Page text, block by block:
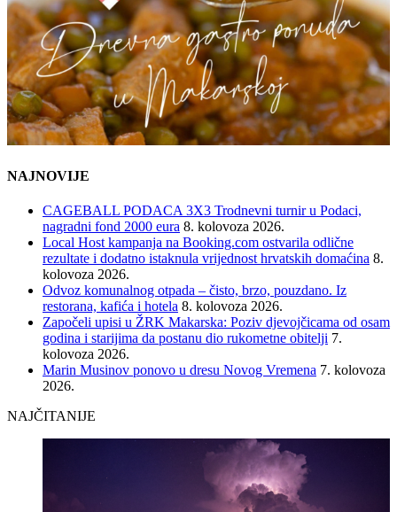
NAJNOVIJE
CAGEBALL PODACA 3X3 Trodnevni turnir u Podaci,
nagradni fond 2000 eura 8. kolovoza 2026.
Local Host kampanja na Booking.com ostvarila odlične
rezultate i dodatno istaknula vrijednost hrvatskih domaćina 8.
kolovoza 2026.
Odvoz komunalnog otpada – čisto, brzo, pouzdano. Iz
restorana, kafića i hotela 8. kolovoza 2026.
Započeli upisi u ŽRK Makarska: Poziv djevojčicama od osam
godina i starijima da postanu dio rukometne obitelji 7.
kolovoza 2026.
Marin Musinov ponovo u dresu Novog Vremena 7. kolovoza
2026.
NAJČITANIJE